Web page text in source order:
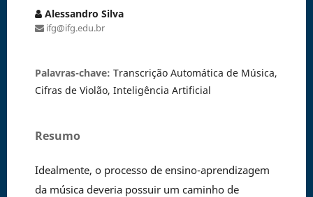
Alessandro Silva
ifg@ifg.edu.br
Palavras-chave: Transcrição Automática de Música,
Cifras de Violão, Inteligência Artificial
Resumo
Idealmente, o processo de ensino-aprendizagem
da música deveria possuir um caminho de